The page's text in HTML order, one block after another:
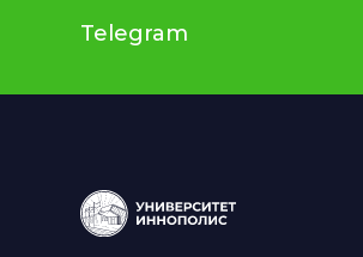
Telegram